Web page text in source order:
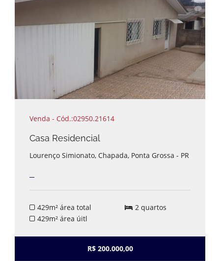
Venda - Cód.:02950.21614
Casa Residencial
Lourenço Simionato, Chapada, Ponta Grossa - PR
429m² área total
2 quartos
429m² área úitl
R$ 200.000,00